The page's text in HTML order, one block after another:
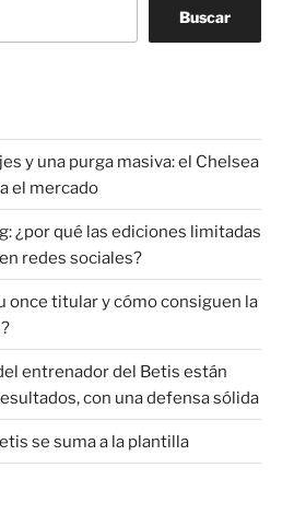
Buscar
y una purga masiva: el Chelsea
el mercado
¿por qué las ediciones limitadas
redes sociales?
once titular y cómo consiguen la
entrenador del Betis están
con una defensa sólida
se suma a la plantilla